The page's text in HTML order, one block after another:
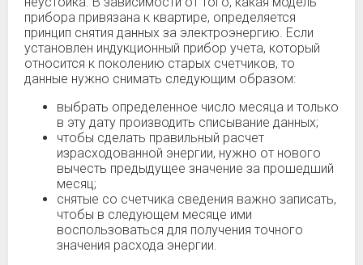
прибора привязана к квартире, определяется
принцип снятия данных за электроэнергию. Если
установлен индукционный прибор учета, который
относится к поколению старых счетчиков, то
данные нужно снимать следующим образом:
выбрать определенное число месяца и только
в эту дату производить списывание данных;
чтобы сделать правильный расчет
израсходованной энергии, нужно от нового
вычесть предыдущее значение за прошедший
месяц;
снятые со счетчика сведения важно записать,
чтобы в следующем месяце ими
воспользоваться для получения точного
значения расхода энергии.